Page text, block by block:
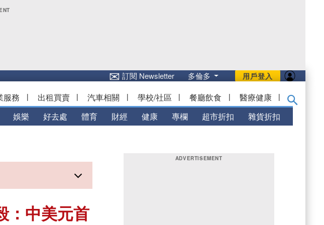
用戶登入
✉訂閱 Newsletter 多倫多
服務 | 出租買賣 | 汽車相關 | 學校/社區 | 餐廳飲食 | 醫療健康 |
娛樂 好去處 體育 財經 健康 專欄 超市折扣 雜貨折扣
：中美元首